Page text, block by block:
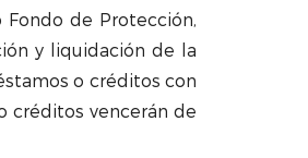
de Protección,
y liquidación de la
o créditos con
créditos vencerán de